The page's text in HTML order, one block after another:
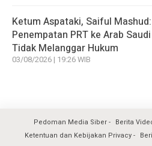
Ketum Aspataki, Saiful Mashud:
Penempatan PRT ke Arab
Tidak Melanggar Hukum
03/08/2026 | 19:26 WIB
Pedoman Media Siber Berita
Ketentuan dan Kebijakan Privacy